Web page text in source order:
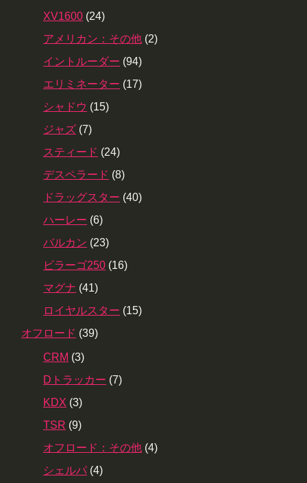
XV1600 (24)
アメリカン：その他 (2)
イントルーダー (94)
エリミネーター (17)
シャドウ (15)
ジャズ (7)
スティード (24)
デスペラード (8)
ドラッグスター (40)
ハーレー (6)
バルカン (23)
ビラーゴ250 (16)
マグナ (41)
ロイヤルスター (15)
オフロード (39)
CRM (3)
Dトラッカー (7)
KDX (3)
TSR (9)
オフロード：その他 (4)
シェルパ (4)